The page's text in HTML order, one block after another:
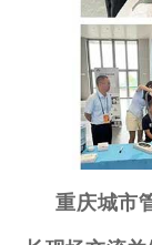
重庆城市